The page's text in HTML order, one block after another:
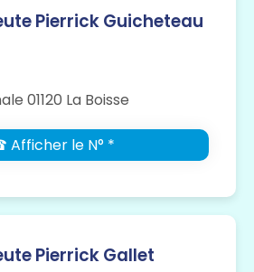
Pierrick Guicheteau
01120 La Boisse
Afficher le N° *
Pierrick Gallet